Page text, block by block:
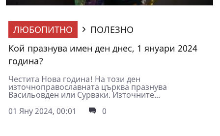
ЛЮБОПИТНО
ПОЛЕЗНО
Кой празнува имен ден днес, 1 януари 2024
година?
Честита Нова година! На този ден
източноправославната църква празнува
Васильовден или Сурваки. Източните...
01 Яну 2024, 00:01
0